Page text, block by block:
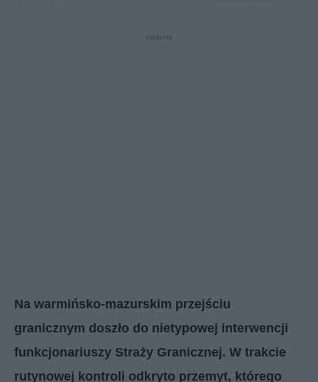
reklama
Na warmińsko-mazurskim przejściu
granicznym doszło do nietypowej interwencji
funkcjonariuszy Straży Granicznej. W trakcie
rutynowej kontroli odkryto przemyt, którego